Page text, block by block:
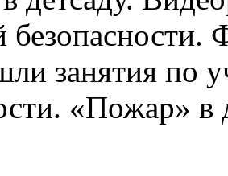
занятия по
«Пожар» в